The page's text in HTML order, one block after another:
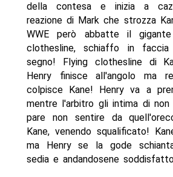
della contesa e inizia a
reazione di Mark che strozza
WWE però abbatte il
clothesline, schiaffo in
segno! Flying clothesline di
Henry finisce all'angolo ma
colpisce Kane! Henry va a
mentre l'arbitro gli intima di non
pare non sentire da
Kane, venendo squalificato!
ma Henry se la gode
sedia e andandosene